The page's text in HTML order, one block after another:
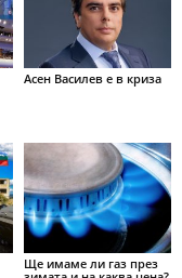
Асен Василев е в криза
Ще имаме ли газ през